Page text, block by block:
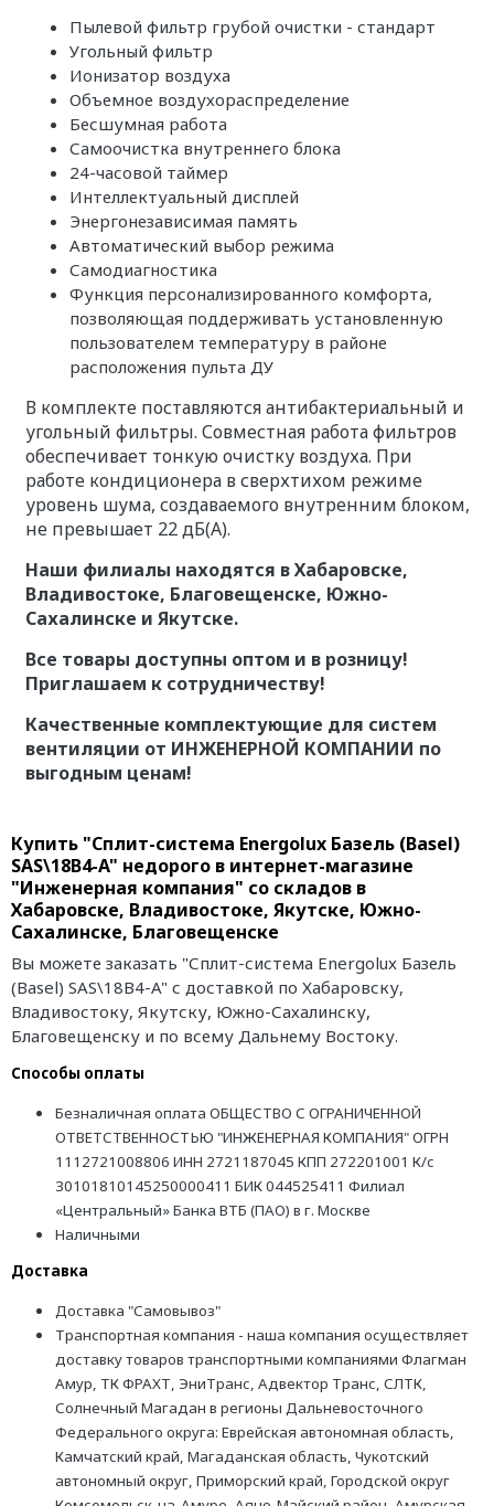
Пылевой фильтр грубой очистки - стандарт
Угольный фильтр
Ионизатор воздуха
Объемное воздухораспределение
Бесшумная работа
Самоочистка внутреннего блока
24-часовой таймер
Интеллектуальный дисплей
Энергонезависимая память
Автоматический выбор режима
Самодиагностика
Функция персонализированного комфорта,
позволяющая поддерживать установленную
пользователем температуру в районе
расположения пульта ДУ
В комплекте поставляются антибактериальный и
угольный фильтры. Совместная работа фильтров
обеспечивает тонкую очистку воздуха. При
работе кондиционера в сверхтихом режиме
уровень шума, создаваемого внутренним блоком,
не превышает 22 дБ(А).
Наши филиалы находятся в Хабаровске,
Владивостоке, Благовещенске, Южно-
Сахалинске и Якутске.
Все товары доступны оптом и в розницу!
Приглашаем к сотрудничеству!
Качественные комплектующие для систем
вентиляции от ИНЖЕНЕРНОЙ КОМПАНИИ по
выгодным ценам!
Купить "Сплит-система Energolux Базель (Basel)
SAS\18В4-A" недорого в интернет-магазине
"Инженерная компания" со складов в
Хабаровске, Владивостоке, Якутске, Южно-
Сахалинске, Благовещенске
Вы можете заказать "Сплит-система Energolux Базель
(Basel) SAS\18В4-A" с доставкой по Хабаровску,
Владивостоку, Якутску, Южно-Сахалинску,
Благовещенску и по всему Дальнему Востоку.
Способы оплаты
Безналичная оплата ОБЩЕСТВО С ОГРАНИЧЕННОЙ
ОТВЕТСТВЕННОСТЬЮ "ИНЖЕНЕРНАЯ КОМПАНИЯ" ОГРН
1112721008806 ИНН 2721187045 КПП 272201001 К/с
30101810145250000411 БИК 044525411 Филиал
«Центральный» Банка ВТБ (ПАО) в г. Москве
Наличными
Доставка
Доставка "Самовывоз"
Транспортная компания - наша компания осуществляет
доставку товаров транспортными компаниями Флагман
Амур, ТК ФРАХТ, ЭниТранс, Адвектор Транс, СЛТК,
Солнечный Магадан в регионы Дальневосточного
Федерального округа: Еврейская автономная область,
Камчатский край, Магаданская область, Чукотский
автономный округ, Приморский край, Городской округ